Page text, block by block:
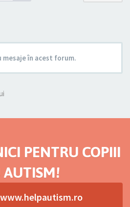
mesaje în acest forum.
PENTRU COPIII
AUTISM!